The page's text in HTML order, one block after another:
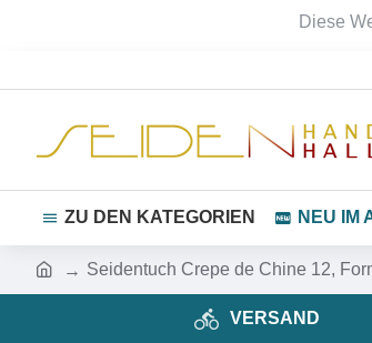
Diese
ZU DEN KATEGORIEN NEU IM
Seidentuch Crepe de Chine 12,
VERSAND